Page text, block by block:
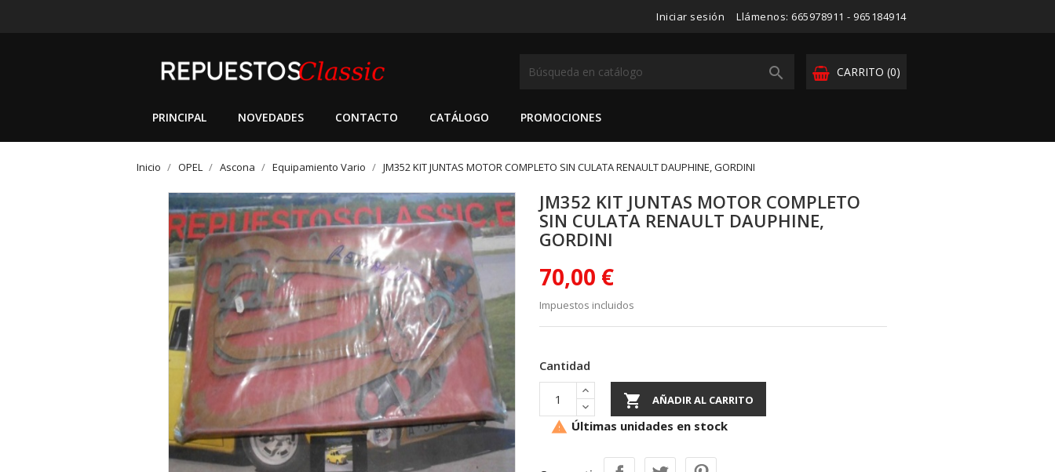
Iniciar sesión Llámenos: 665978911 - 965184914
CARRITO (0)

PRINCIPAL NOVEDADES CONTACTO CATÁLOGO PROMOCIONES
Inicio OPEL Ascona Equipamiento Vario JM352 KIT JUNTAS MOTOR COMPLETO SIN CULATA RENAULT DAUPHINE, GORDINI
JM352 KIT JUNTAS MOTOR COMPLETO
SIN CULATA RENAULT DAUPHINE,
GORDINI
70,00 €
Impuestos incluidos
Cantidad
 AÑADIR AL CARRITO
 Últimas unidades en stock